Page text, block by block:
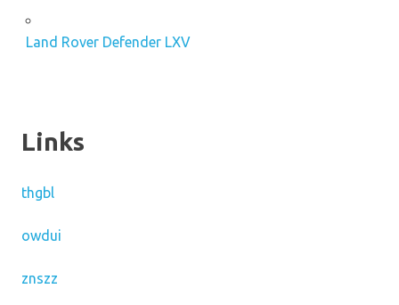
Land Rover Defender LXV
Links
thgbl
owdui
znszz